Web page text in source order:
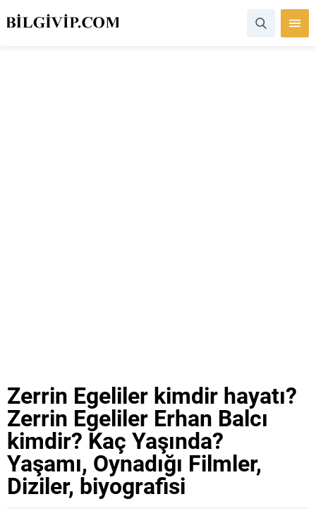
Zerrin Egeliler kimdir hayatı?
Zerrin Egeliler Erhan Balcı
kimdir? Kaç Yaşında?
Yaşamı, Oynadığı Filmler,
Diziler, biyografisi